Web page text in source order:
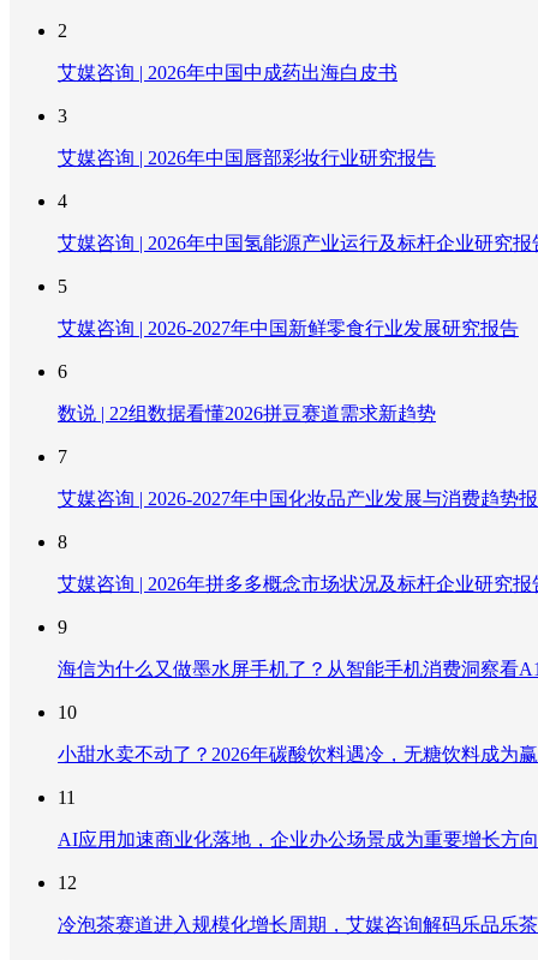
2
艾媒咨询 | 2026年中国中成药出海白皮书
3
艾媒咨询 | 2026年中国唇部彩妆行业研究报告
4
艾媒咨询 | 2026年中国氢能源产业运行及标杆企业研究报
5
艾媒咨询 | 2026-2027年中国新鲜零食行业发展研究报告
6
数说 | 22组数据看懂2026拼豆赛道需求新趋势
7
艾媒咨询 | 2026-2027年中国化妆品产业发展与消费趋势
8
艾媒咨询 | 2026年拼多多概念市场状况及标杆企业研究报
9
海信为什么又做墨水屏手机了？从智能手机消费洞察看
10
小甜水卖不动了？2026年碳酸饮料遇冷，无糖饮料成为
11
AI应用加速商业化落地，企业办公场景成为重要增长方向
12
冷泡茶赛道进入规模化增长周期，艾媒咨询解码乐品乐